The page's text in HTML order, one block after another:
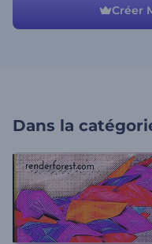
Créer
Dans la